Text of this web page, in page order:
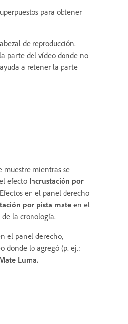
para obtener
de reproducción.
parte del vídeo donde no
a retener la parte
muestre mientras se
efecto Incrustación por
en el panel derecho
por pista mate en el
la cronología.
el panel derecho,
donde lo agregó (p. ej.:
Mate Luma.